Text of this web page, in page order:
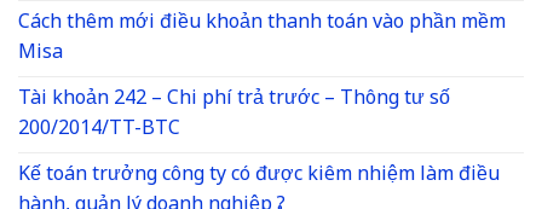
Cách thêm mới điều khoản thanh toán vào phần mềm
Misa
Tài khoản 242 – Chi phí trả trước – Thông tư số
200/2014/TT-BTC
Kế toán trưởng công ty có được kiêm nhiệm làm điều